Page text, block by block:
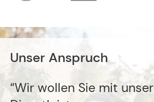
Unser Anspruch
“Wir wollen Sie mit